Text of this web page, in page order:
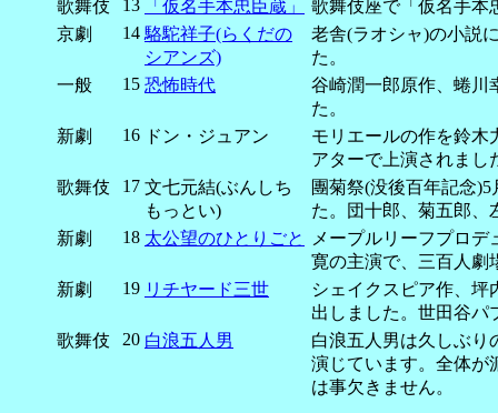
歌舞伎
13 「仮名手本忠臣蔵」
歌舞伎座で「仮名手本
京劇
14 駱駝祥子(らくだの
シアンズ)
老舎(ラオシャ)の小説
た。
一般
15 恐怖時代
谷崎潤一郎原作、蜷川
た。
新劇
16 ドン・ジュアン
モリエールの作を鈴木
アターで上演されまし
歌舞伎
17 文七元結(ぶんしち
もっとい)
團菊祭(没後百年記念
た。団十郎、菊五郎、
新劇
18 太公望のひとりごと
メープルリーフプロ
寛の主演で、三百人劇
新劇
19 リチヤード三世
シェイクスピア作、坪
出しました。世田谷パ
歌舞伎
20 白浪五人男
白浪五人男は久しぶり
演じています。全体が
は事欠きません。